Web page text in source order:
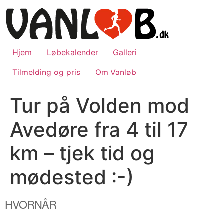
til
indhold
Hjem Løbekalender
Galleri
Tilmelding og pris
Om Vanløb
Tur på Volden mod
Avedøre fra 4 til 17
km – tjek tid og
mødested :-)
HVORNÅR